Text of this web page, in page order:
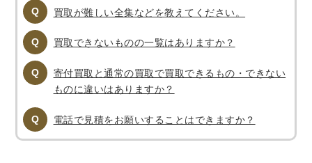
精神医学書
臨床医学一般
薬学書
針灸・漢方
伝統医学・東洋医学
整形外科学
暮らし・趣味・実用書他
買取が難しい全集などを教えてください。
買取できないものの一覧はありますか？
寄付買取と通常の買取で買取できるもの・できない
ものに違いはありますか？
電話で見積をお願いすることはできますか？